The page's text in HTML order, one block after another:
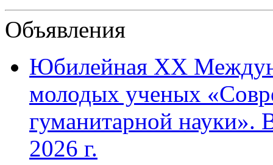
Объявления
Юбилейная XХ
молодых ученых
гуманитарной науки».
2026 г.